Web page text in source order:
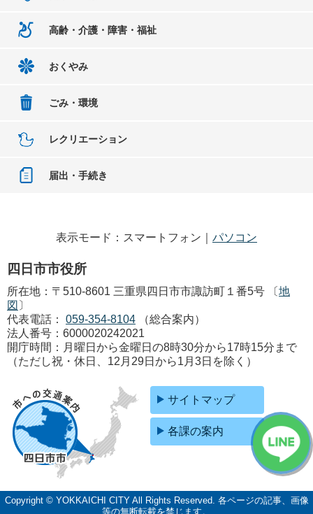
高齢・介護・障害・福祉
おくやみ
ごみ・環境
レクリエーション
届出・手続き
表示モード：スマートフォン｜ パソコン
四日市市役所
所在地：〒510-8601 三重県四日市市諏訪町１番5号 〔地
図 〕
代表電話：
059-354-8104
（総合案内）
法人番号：6000020242021
開庁時間：月曜日から金曜日の8時30分から17時15分まで
（ただし祝・休日、12月29日から1月3日を除く）
サイトマップ
各課の案内
Copyright © YOKKAICHI CITY All Rights Reserved. 各ページの記事、画像
等の無断転載を禁じます。